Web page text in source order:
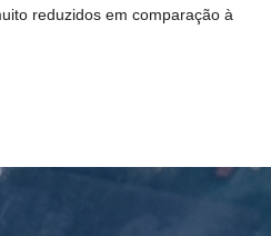
reduzidos em comparação à